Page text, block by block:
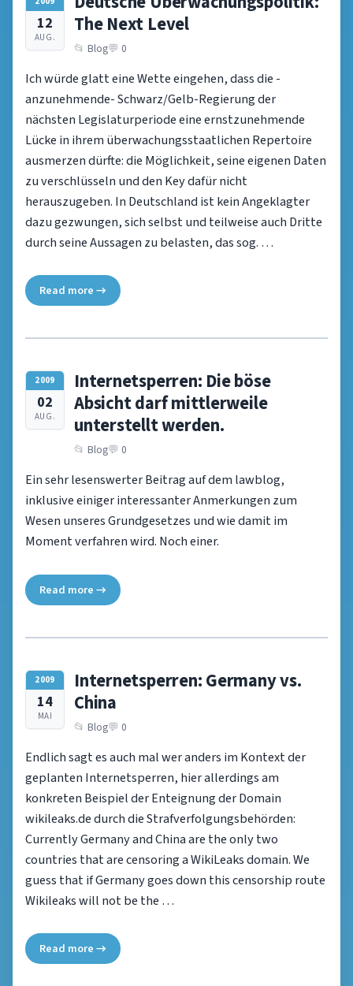
12
AUG.
The Next Level
Blog 0
Ich würde glatt eine Wette eingehen, dass die -
anzunehmende- Schwarz/Gelb-Regierung der
nächsten Legislaturperiode eine ernstzunehmende
Lücke in ihrem überwachungsstaatlichen Repertoire
ausmerzen dürfte: die Möglichkeit, seine eigenen Daten
zu verschlüsseln und den Key dafür nicht
herauszugeben. In Deutschland ist kein Angeklagter
dazu gezwungen, sich selbst und teilweise auch Dritte
durch seine Aussagen zu belasten, das sog. …
Read more →
2009
02
AUG.
Internetsperren: Die böse
Absicht darf mittlerweile
unterstellt werden.
Blog 0
Ein sehr lesenswerter Beitrag auf dem lawblog,
inklusive einiger interessanter Anmerkungen zum
Wesen unseres Grundgesetzes und wie damit im
Moment verfahren wird. Noch einer.
Read more →
2009
14
MAI
Internetsperren: Germany vs.
China
Blog 0
Endlich sagt es auch mal wer anders im Kontext der
geplanten Internetsperren, hier allerdings am
konkreten Beispiel der Enteignung der Domain
wikileaks.de durch die Strafverfolgungsbehörden:
Currently Germany and China are the only two
countries that are censoring a WikiLeaks domain. We
guess that if Germany goes down this censorship route
Wikileaks will not be the …
Read more →